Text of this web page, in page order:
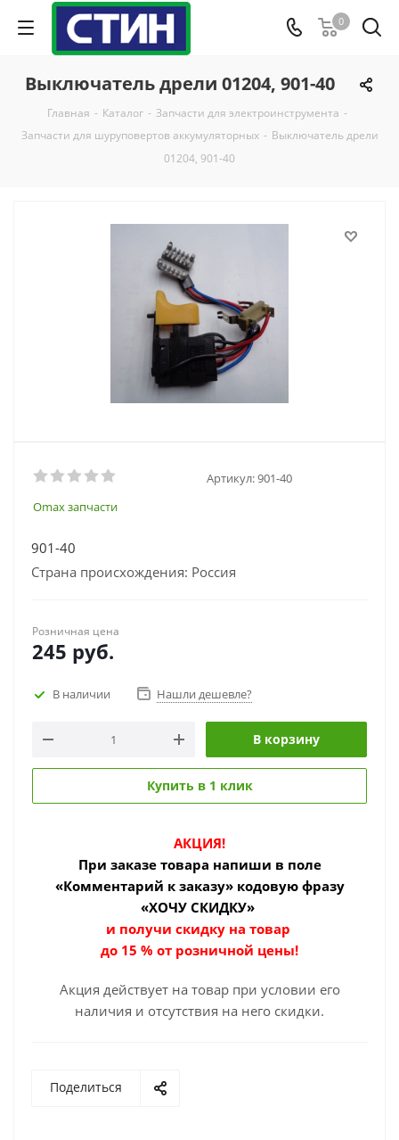
0
Выключатель дрели 01204, 901-40
Главная - Каталог - Запчасти для электроинструмента -
Запчасти для шуруповертов аккумуляторных - Выключатель дрели
01204, 901-40
Артикул:901-40
Omax запчасти
901-40
Страна происхождения: Россия
Розничная цена
245 руб.
В наличии Нашли дешевле?
В корзину
Купить в 1 клик
АКЦИЯ!
При заказе товара напиши в поле
«Комментарий к заказу» кодовую фразу
«ХОЧУ СКИДКУ»
и получи скидку на товар
до 15 % от розничной цены!
Акция действует на товар при условии его
наличия и отсутствия на него скидки.
Поделиться